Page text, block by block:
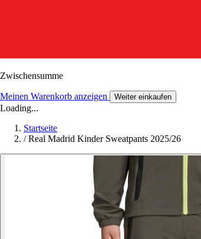
Zwischensumme
Meinen Warenkorb anzeigen Weiter einkaufen
Loading...
Startseite
/ Real Madrid Kinder Sweatpants 2025/26